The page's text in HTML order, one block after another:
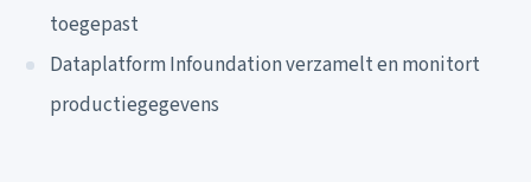
toegepast
Dataplatform Infoundation verzamelt en monitort
productiegegevens